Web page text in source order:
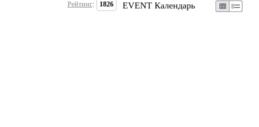
Рейтинг: 1826 EVENT Календарь